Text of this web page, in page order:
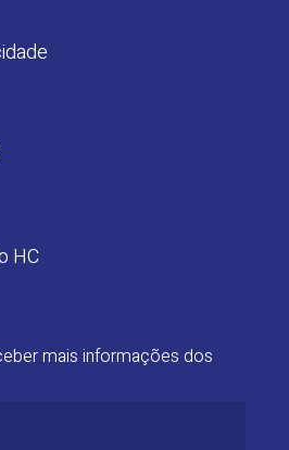
HC
mais informações dos